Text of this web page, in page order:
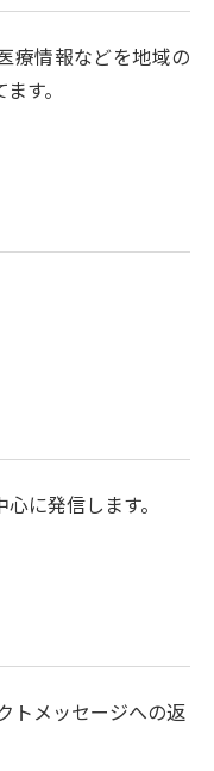
療情報などを地域の
す。
に発信します。
トメッセージへの返